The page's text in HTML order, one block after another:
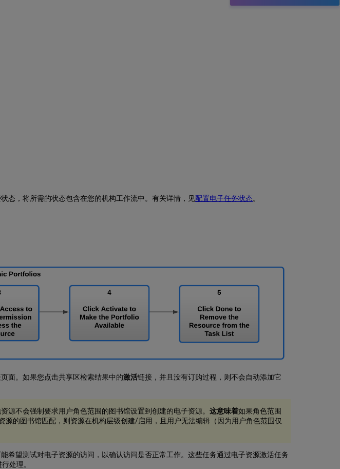
态，将所需的状态包含在您的机构工作流中。有关详情，见配置电子任务状态。
面。如果您点击共享区检索结果中的激活链接，并且没有订购过程，则不会自动添加它
源不会强制要求用户角色范围的图书馆设置到创建的电子资源。 这意味着如果角色范围
的图书馆匹配，则资源在机构层级创建/启用，且用户无法编辑（因为用户角色范围仅
望测试对电子资源的访问，以确认访问是否正常工作。这些任务通过电子资源激活任务
处理。